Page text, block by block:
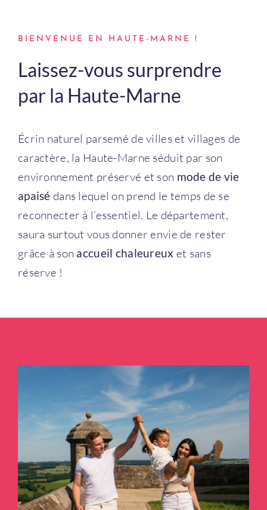
BIENVENUE EN HAUTE-MARNE !
Laissez-vous surprendre
par la Haute-Marne
Écrin naturel parsemé de villes et villages de
caractère, la Haute-Marne séduit par son
environnement préservé et son mode de vie
apaisé dans lequel on prend le temps de se
reconnecter à l’essentiel. Le département,
saura surtout vous donner envie de rester
grâce à son accueil chaleureux et sans
réserve !